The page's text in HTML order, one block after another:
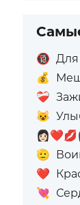
🔞 Для
💰
❤️‍🩹
😺
🫡
❤️
💘